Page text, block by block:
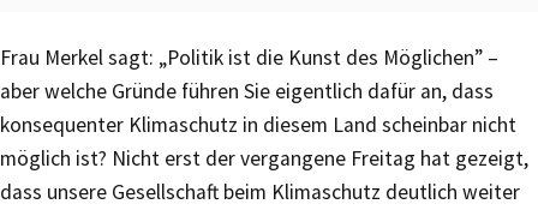
Frau Merkel sagt: „Politik ist die Kunst des Möglichen” –
aber welche Gründe führen Sie eigentlich dafür an, dass
konsequenter Klimaschutz in diesem Land scheinbar nicht
möglich ist? Nicht erst der vergangene Freitag hat gezeigt,
dass unsere Gesellschaft beim Klimaschutz deutlich weiter